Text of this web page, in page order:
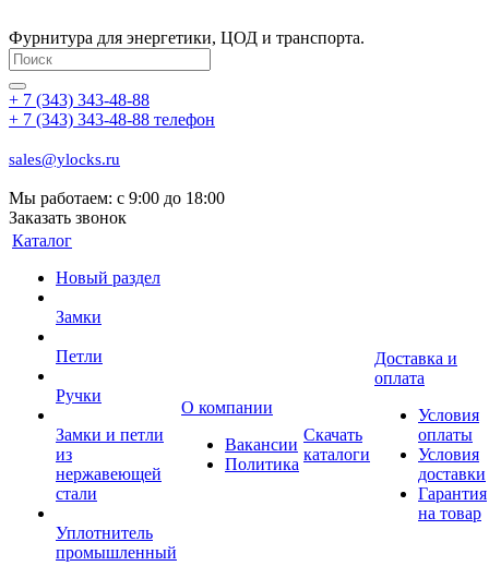
Фурнитура для энергетики, ЦОД и транспорта.
+ 7 (343) 343-48-88
+ 7 (343) 343-48-88 телефон
sales@ylocks.ru
Мы работаем: с 9:00 до 18:00
Заказать звонок
Каталог
Новый раздел
Замки
Петли
Ручки
Замки и петли
из
нержавеющей
стали
Уплотнитель
промышленный
О компании
Вакансии
Политика
Скачать
каталоги
Доставка и
оплата
Условия
оплаты
Условия
доставки
Гарантия
на товар